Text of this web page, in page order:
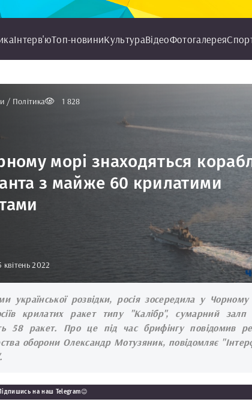
Інтерв'юТоп-новиниКультураВідеоФотогалерея
/ Політика 1 828
морі знаходяться
з майже 60 крилатими
2022
української розвідки, росія зосередила у Чорному
крилатих ракет типу "Калібр", сумарний залп
58 ракет. Про це під час брифінгу повідомив
оборони Олександр Мотузяник, повідомляє
на наш Telegram😉